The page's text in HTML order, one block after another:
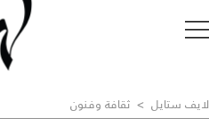
لايف ستايل > ثقافة وفنون